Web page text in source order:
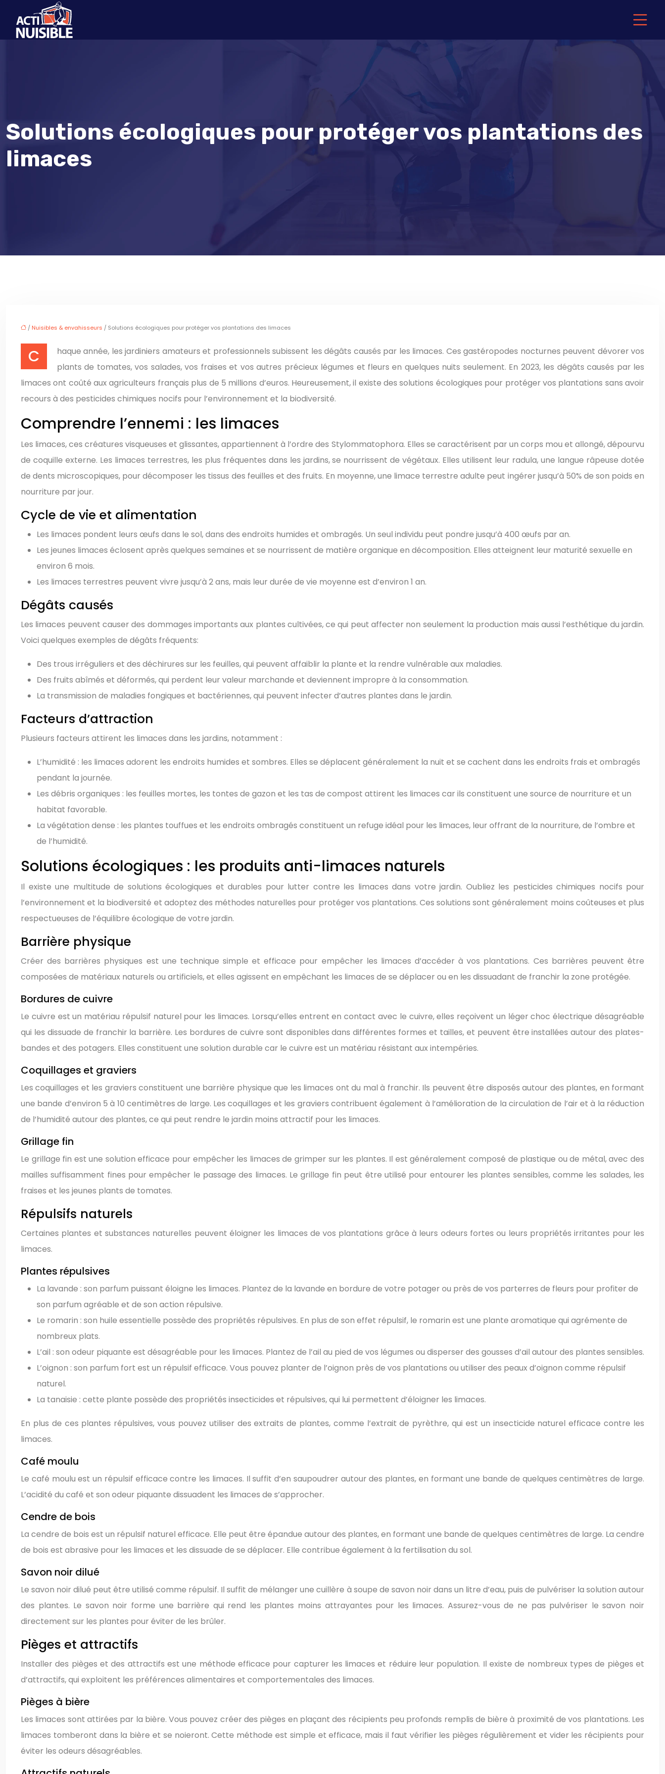
Solutions écologiques pour protéger vos plantations des
limaces
/ Nuisibles & envahisseurs / Solutions écologiques pour protéger vos plantations des limaces
Chaque année, les jardiniers amateurs et professionnels subissent les dégâts causés par les limaces. Ces gastéropodes nocturnes peuvent dévorer vos
plants de tomates, vos salades, vos fraises et vos autres précieux légumes et fleurs en quelques nuits seulement. En 2023, les dégâts causés par les
limaces ont coûté aux agriculteurs français plus de 5 millions d’euros. Heureusement, il existe des solutions écologiques pour protéger vos plantations sans avoir
recours à des pesticides chimiques nocifs pour l’environnement et la biodiversité.
Comprendre l’ennemi : les limaces
Les limaces, ces créatures visqueuses et glissantes, appartiennent à l’ordre des Stylommatophora. Elles se caractérisent par un corps mou et allongé, dépourvu
de coquille externe. Les limaces terrestres, les plus fréquentes dans les jardins, se nourrissent de végétaux. Elles utilisent leur radula, une langue râpeuse dotée
de dents microscopiques, pour décomposer les tissus des feuilles et des fruits. En moyenne, une limace terrestre adulte peut ingérer jusqu’à 50% de son poids en
nourriture par jour.
Cycle de vie et alimentation
Les limaces pondent leurs œufs dans le sol, dans des endroits humides et ombragés. Un seul individu peut pondre jusqu’à 400 œufs par an.
Les jeunes limaces éclosent après quelques semaines et se nourrissent de matière organique en décomposition. Elles atteignent leur maturité sexuelle en
environ 6 mois.
Les limaces terrestres peuvent vivre jusqu’à 2 ans, mais leur durée de vie moyenne est d’environ 1 an.
Dégâts causés
Les limaces peuvent causer des dommages importants aux plantes cultivées, ce qui peut affecter non seulement la production mais aussi l’esthétique du jardin.
Voici quelques exemples de dégâts fréquents:
Des trous irréguliers et des déchirures sur les feuilles, qui peuvent affaiblir la plante et la rendre vulnérable aux maladies.
Des fruits abîmés et déformés, qui perdent leur valeur marchande et deviennent impropre à la consommation.
La transmission de maladies fongiques et bactériennes, qui peuvent infecter d’autres plantes dans le jardin.
Facteurs d’attraction
Plusieurs facteurs attirent les limaces dans les jardins, notamment :
L’humidité : les limaces adorent les endroits humides et sombres. Elles se déplacent généralement la nuit et se cachent dans les endroits frais et ombragés
pendant la journée.
Les débris organiques : les feuilles mortes, les tontes de gazon et les tas de compost attirent les limaces car ils constituent une source de nourriture et un
habitat favorable.
La végétation dense : les plantes touffues et les endroits ombragés constituent un refuge idéal pour les limaces, leur offrant de la nourriture, de l’ombre et
de l’humidité.
Solutions écologiques : les produits anti-limaces naturels
Il existe une multitude de solutions écologiques et durables pour lutter contre les limaces dans votre jardin. Oubliez les pesticides chimiques nocifs pour
l’environnement et la biodiversité et adoptez des méthodes naturelles pour protéger vos plantations. Ces solutions sont généralement moins coûteuses et plus
respectueuses de l’équilibre écologique de votre jardin.
Barrière physique
Créer des barrières physiques est une technique simple et efficace pour empêcher les limaces d’accéder à vos plantations. Ces barrières peuvent être
composées de matériaux naturels ou artificiels, et elles agissent en empêchant les limaces de se déplacer ou en les dissuadant de franchir la zone protégée.
Bordures de cuivre
Le cuivre est un matériau répulsif naturel pour les limaces. Lorsqu’elles entrent en contact avec le cuivre, elles reçoivent un léger choc électrique désagréable
qui les dissuade de franchir la barrière. Les bordures de cuivre sont disponibles dans différentes formes et tailles, et peuvent être installées autour des plates-
bandes et des potagers. Elles constituent une solution durable car le cuivre est un matériau résistant aux intempéries.
Coquillages et graviers
Les coquillages et les graviers constituent une barrière physique que les limaces ont du mal à franchir. Ils peuvent être disposés autour des plantes, en formant
une bande d’environ 5 à 10 centimètres de large. Les coquillages et les graviers contribuent également à l’amélioration de la circulation de l’air et à la réduction
de l’humidité autour des plantes, ce qui peut rendre le jardin moins attractif pour les limaces.
Grillage fin
Le grillage fin est une solution efficace pour empêcher les limaces de grimper sur les plantes. Il est généralement composé de plastique ou de métal, avec des
mailles suffisamment fines pour empêcher le passage des limaces. Le grillage fin peut être utilisé pour entourer les plantes sensibles, comme les salades, les
fraises et les jeunes plants de tomates.
Répulsifs naturels
Certaines plantes et substances naturelles peuvent éloigner les limaces de vos plantations grâce à leurs odeurs fortes ou leurs propriétés irritantes pour les
limaces.
Plantes répulsives
La lavande : son parfum puissant éloigne les limaces. Plantez de la lavande en bordure de votre potager ou près de vos parterres de fleurs pour profiter de
son parfum agréable et de son action répulsive.
Le romarin : son huile essentielle possède des propriétés répulsives. En plus de son effet répulsif, le romarin est une plante aromatique qui agrémente de
nombreux plats.
L’ail : son odeur piquante est désagréable pour les limaces. Plantez de l’ail au pied de vos légumes ou disperser des gousses d’ail autour des plantes sensibles.
L’oignon : son parfum fort est un répulsif efficace. Vous pouvez planter de l’oignon près de vos plantations ou utiliser des peaux d’oignon comme répulsif
naturel.
La tanaisie : cette plante possède des propriétés insecticides et répulsives, qui lui permettent d’éloigner les limaces.
En plus de ces plantes répulsives, vous pouvez utiliser des extraits de plantes, comme l’extrait de pyrèthre, qui est un insecticide naturel efficace contre les
limaces.
Café moulu
Le café moulu est un répulsif efficace contre les limaces. Il suffit d’en saupoudrer autour des plantes, en formant une bande de quelques centimètres de large.
L’acidité du café et son odeur piquante dissuadent les limaces de s’approcher.
Cendre de bois
La cendre de bois est un répulsif naturel efficace. Elle peut être épandue autour des plantes, en formant une bande de quelques centimètres de large. La cendre
de bois est abrasive pour les limaces et les dissuade de se déplacer. Elle contribue également à la fertilisation du sol.
Savon noir dilué
Le savon noir dilué peut être utilisé comme répulsif. Il suffit de mélanger une cuillère à soupe de savon noir dans un litre d’eau, puis de pulvériser la solution autour
des plantes. Le savon noir forme une barrière qui rend les plantes moins attrayantes pour les limaces. Assurez-vous de ne pas pulvériser le savon noir
directement sur les plantes pour éviter de les brûler.
Pièges et attractifs
Installer des pièges et des attractifs est une méthode efficace pour capturer les limaces et réduire leur population. Il existe de nombreux types de pièges et
d’attractifs, qui exploitent les préférences alimentaires et comportementales des limaces.
Pièges à bière
Les limaces sont attirées par la bière. Vous pouvez créer des pièges en plaçant des récipients peu profonds remplis de bière à proximité de vos plantations. Les
limaces tomberont dans la bière et se noieront. Cette méthode est simple et efficace, mais il faut vérifier les pièges régulièrement et vider les récipients pour
éviter les odeurs désagréables.